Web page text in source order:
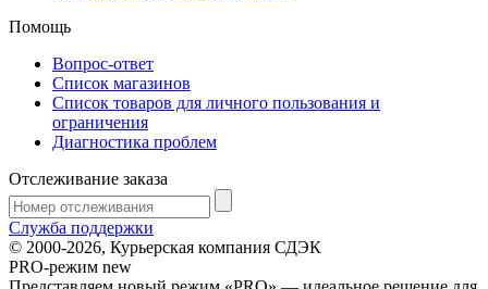
Помощь
Вопрос-ответ
Список магазинов
Список товаров для личного пользования и
ограничения
Диагностика проблем
Отслеживание заказа
Служба поддержки
© 2000-2026, Курьерская компания СДЭК
PRO-режим new